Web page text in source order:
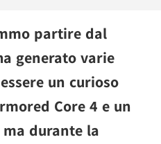
partire dal
generato varie
un curioso
Core 4 e un
durante la